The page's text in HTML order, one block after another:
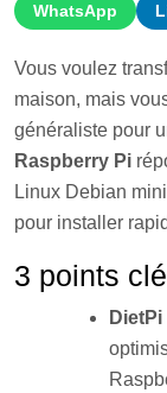
WhatsApp
Vous voulez
maison, mais
généraliste pour
Raspberry Pi
Linux Debian
pour installer
3 points